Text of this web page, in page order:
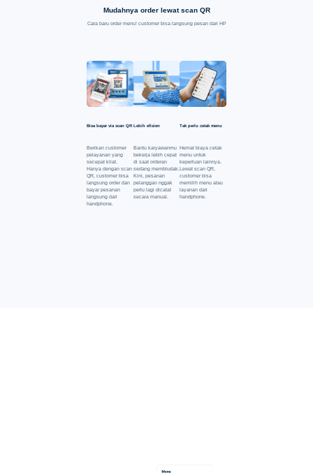
Mudahnya order lewat scan QR
Cara baru order menu! customer bisa langsung pesan dari HP
Bisa bayar via scan QR
Berikan customer
pelayanan yang
secepat kilat.
Hanya dengan scan
QR, customer bisa
langsung order dan
bayar pesanan
langsung dari
handphone.
Lebih efisien
Bantu karyawanmu
bekerja lebih cepat
di saat orderan
sedang membludak.
Kini, pesanan
pelanggan nggak
perlu lagi dicatat
secara manual.
Tak perlu cetak menu
Hemat biaya cetak
menu untuk
keperluan lainnya.
Lewat scan QR,
customer bisa
memilih menu atau
layanan dari
handphone.